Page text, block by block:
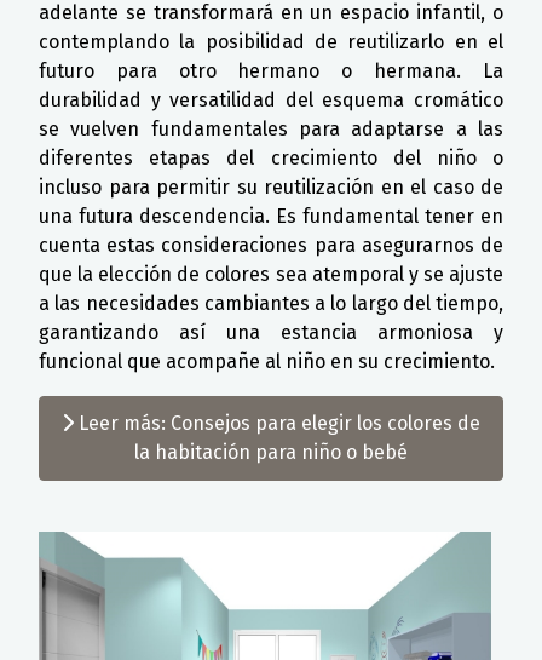
adelante se transformará en un espacio infantil, o
contemplando la posibilidad de reutilizarlo en el
futuro para otro hermano o hermana. La
durabilidad y versatilidad del esquema cromático
se vuelven fundamentales para adaptarse a las
diferentes etapas del crecimiento del niño o
incluso para permitir su reutilización en el caso de
una futura descendencia. Es fundamental tener en
cuenta estas consideraciones para asegurarnos de
que la elección de colores sea atemporal y se ajuste
a las necesidades cambiantes a lo largo del tiempo,
garantizando así una estancia armoniosa y
funcional que acompañe al niño en su crecimiento.
Leer más: Consejos para elegir los colores de
la habitación para niño o bebé